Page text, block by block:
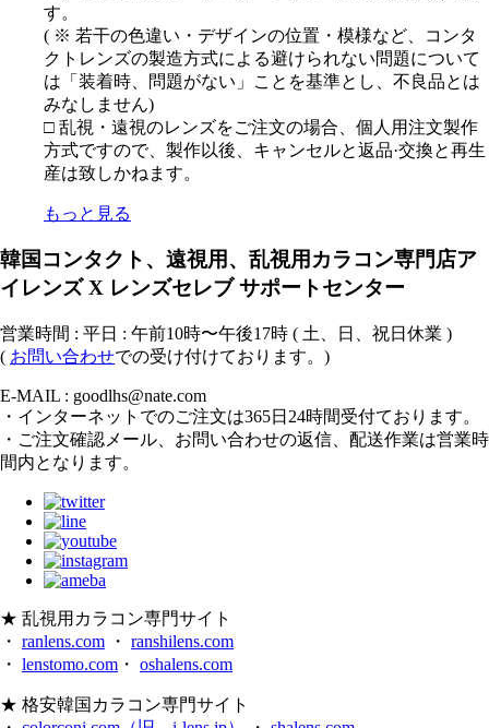
す。
( ※ 若干の色違い・デザインの位置・模様など、コンタ
クトレンズの製造方式による避けられない問題について
は「装着時、問題がない」ことを基準とし、不良品とは
みなしません)
□ 乱視・遠視のレンズをご注文の場合、個人用注文製作
方式ですので、製作以後、キャンセルと返品·交換と再生
産は致しかねます。
もっと見る
韓国コンタクト、遠視用、乱視用カラコン専門店ア
イレンズ X レンズセレブ サポートセンター
営業時間 : 平日 : 午前10時〜午後17時 ( 土、日、祝日休業 )
( お問い合わせでの受け付けております。)
E-MAIL : goodlhs@nate.com
・インターネットでのご注文は365日24時間受付ております。
・ご注文確認メール、お問い合わせの返信、配送作業は営業時
間内となります。
★ 乱視用カラコン専門サイト
・ ranlens.com ・ ranshilens.com
・ lenstomo.com ・ oshalens.com
★ 格安韓国カラコン専門サイト